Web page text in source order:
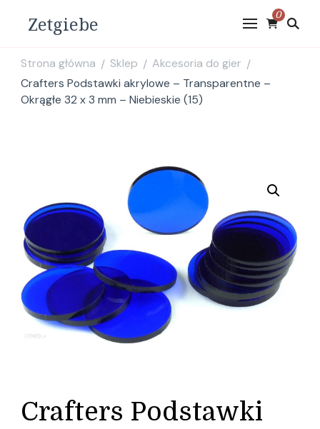
Zetgiebe 0
Strona główna / Sklep / Akcesoria do gier /
Crafters Podstawki akrylowe – Transparentne –
Okrągłe 32 x 3 mm – Niebieskie (15)
Crafters Podstawki